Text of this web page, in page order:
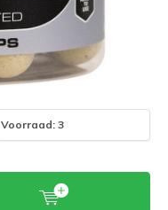
Voorraad: 3